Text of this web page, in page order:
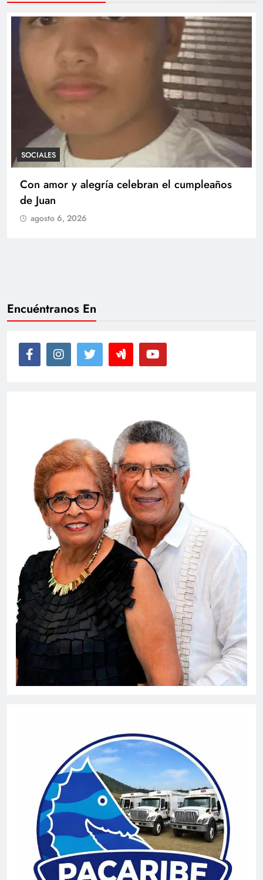
SOCIALES
Con amor y alegría celebran el cumpleaños
de Juan
agosto 6, 2026
Encuéntranos En